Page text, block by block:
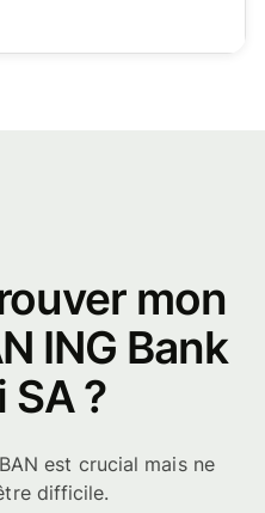
mon
ING Bank
SA ?
est crucial mais ne
difficile.